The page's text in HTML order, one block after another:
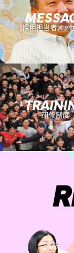
採用担当者メッ
研修制度